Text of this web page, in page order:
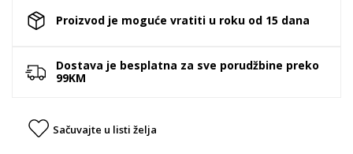
Proizvod je moguće vratiti u roku od 15 dana
Dostava je besplatna za sve porudžbine preko
99KM
Sačuvajte u listi želja